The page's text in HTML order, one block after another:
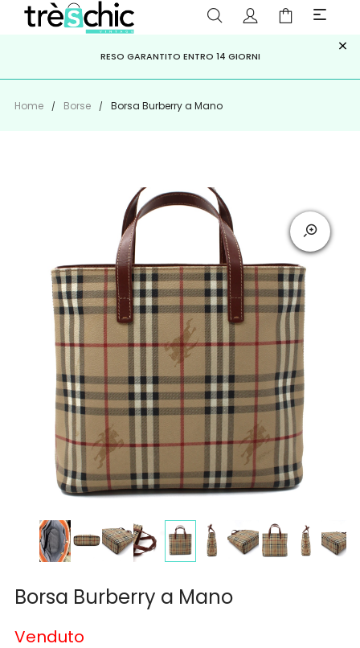
PAGA A RATE CONKLARNA,HEYLIGHT, APPAGO
ISCRIVITI ALLA NEWSLETTER PER NON PERDERE SCONTI E
OFFERTE IMPERDIBILI!
RESO GARANTITO ENTRO 14 GIORNI ×
Home Borse Borsa Burberry a Mano
Borsa Burberry a Mano
Venduto